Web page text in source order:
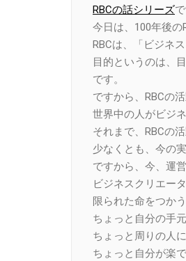
RBCの話シリーズで
今日は、100年後の
RBCは、「ビジネ
目的というのは、
です。
ですから、RBCの
世界中の人がビジ
それまで、RBCの
少なくとも、今の
ですから、今、運
ビジネスクリエー
限られた命をつか
ちょっと自分の手
ちょっと周りの人
ちょっと自分が楽で